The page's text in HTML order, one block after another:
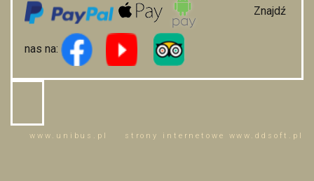
Znajdź
nas na:
www. unibus .pl strony internetowe www.ddsoft .pl